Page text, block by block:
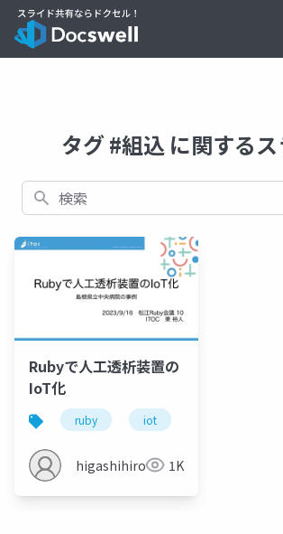
タグ #組込 に関する
検索
Rubyで人工透析装置の
IoT化
ruby iot
higashihirohito1K